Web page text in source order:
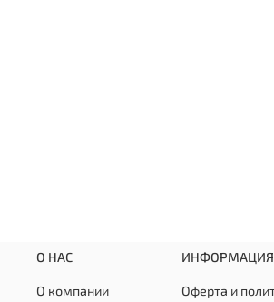
О НАС
О компании
ИНФОРМАЦИЯ
Оферта и